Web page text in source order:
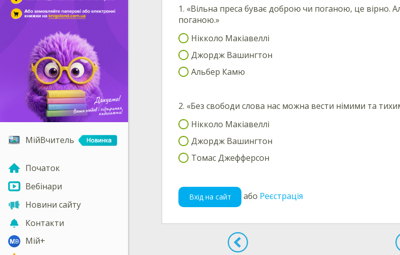
МійВчитель
Початок
Вебінари
Новини сайту
Контакти
Мій+
1. «Вільна преса буває доброю чи поганою, це вірно.
поганою.»
Нікколо Макіавеллі
Джордж Вашингтон
Альбер Камю
2. «Без свободи слова нас можна вести німими та
Нікколо Макіавеллі
Джордж Вашингтон
Томас Джефферсон
Вхід на сайт або Реєстрація